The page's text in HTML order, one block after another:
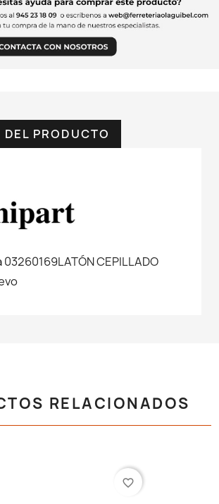
PRODUCTO
03260169LATÓN CEPILLADO
RELACIONADOS
favorite_border